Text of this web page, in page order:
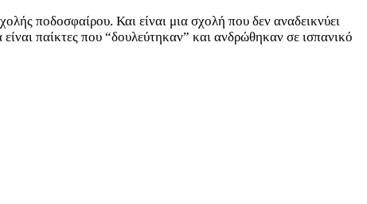
ποδοσφαίρου. Και είναι μια σχολή που δεν αναδεικνύει
παίκτες που “δουλεύτηκαν” και ανδρώθηκαν σε ισπανικό